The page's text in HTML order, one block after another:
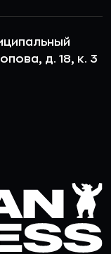
д. 18, к. 3